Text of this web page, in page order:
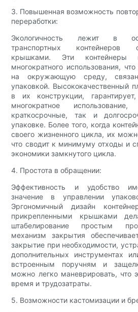
3. Повышенная возможность
переработки:
Экологичность лежит в
транспортных контейнеров
крышками. Эти контейнеры
многократного использования,
на окружающую среду,
упаковкой. Высококачественный
в их конструкции,
многократное
краткосрочные, так и
упаковке. Более того, когда
своего жизненного цикла, их
что сводит к минимуму отходы и
экономики замкнутого цикла.
4. Простота в обращении:
Эффективность и удобство
значение в управлении
Эргономичный дизайн
прикрепленными крышками
штабелирование простым
механизм закрытия
закрытие при необходимости,
дополнительных инструментах
встроенным поручням и
можно легко маневрировать, что
время и трудозатраты.
5. Возможности кастомизации и